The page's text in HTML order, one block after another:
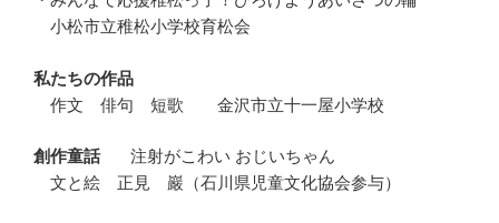
小松市立稚松小学校育松会
私たちの作品
作文 俳句 短歌 金沢市立十一屋小学校
創作童話注射がこわい おじいちゃん
文と絵 正見 巖 （石川県児童文化協会参与）